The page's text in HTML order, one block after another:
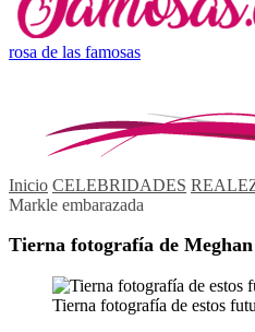
rosa de las famosas
Inicio CELEBRIDADES
Markle embarazada
Tierna fotografía de
Tierna fotografía de estos